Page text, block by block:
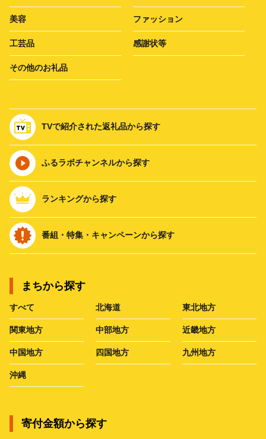
美容 ファッション
工芸品 感謝状等
その他のお礼品
TVで紹介された返礼品から探す
ふるラボチャンネルから探す
ランキングから探す
番組・特集・キャンペーンから探す
まちから探す
すべて 北海道 東北地方
関東地方 中部地方 近畿地方
中国地方 四国地方 九州地方
沖縄
寄付金額から探す